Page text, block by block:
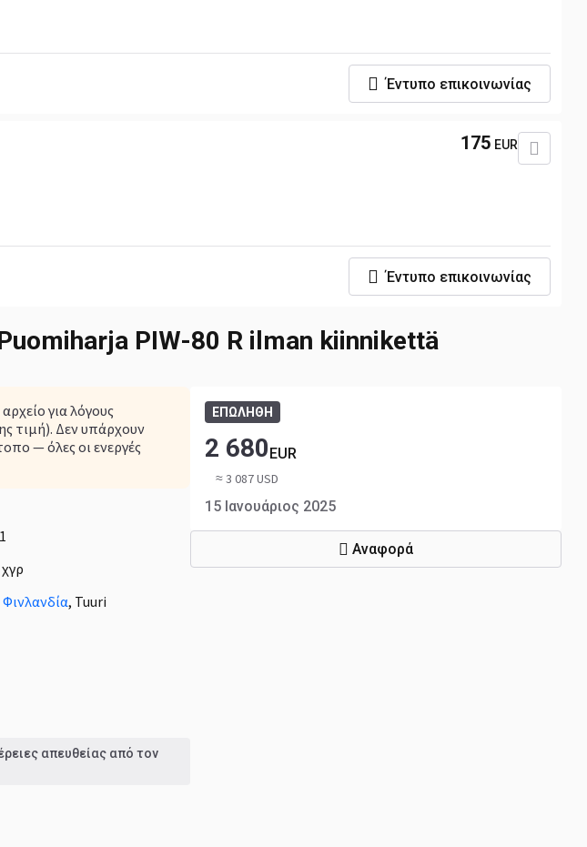
Έντυπο επικοινωνίας
175 EUR
Έντυπο επικοινωνίας
PIW-80 R ilman kiinnikettä
κατάλογο
για λόγους
τιμή). Δεν υπάρχουν
— όλες οι ενεργές
Φινλανδία, Tuuri
απευθείας από τον
ΕΠΩΛΗΘΗ
2 680EUR
≈ 3 087 USD
15 Ιανουάριος 2025
Αναφορά